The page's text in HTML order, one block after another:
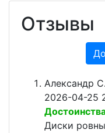
Отзывы
Александр С.
2026-04-25
Диски